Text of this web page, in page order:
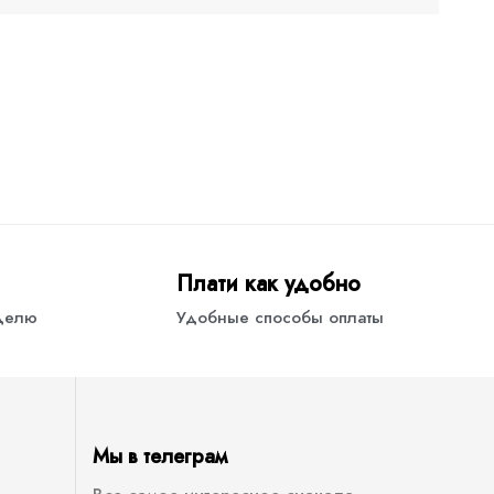
Плати как удобно
Удобные способы оплаты
Мы в телеграм